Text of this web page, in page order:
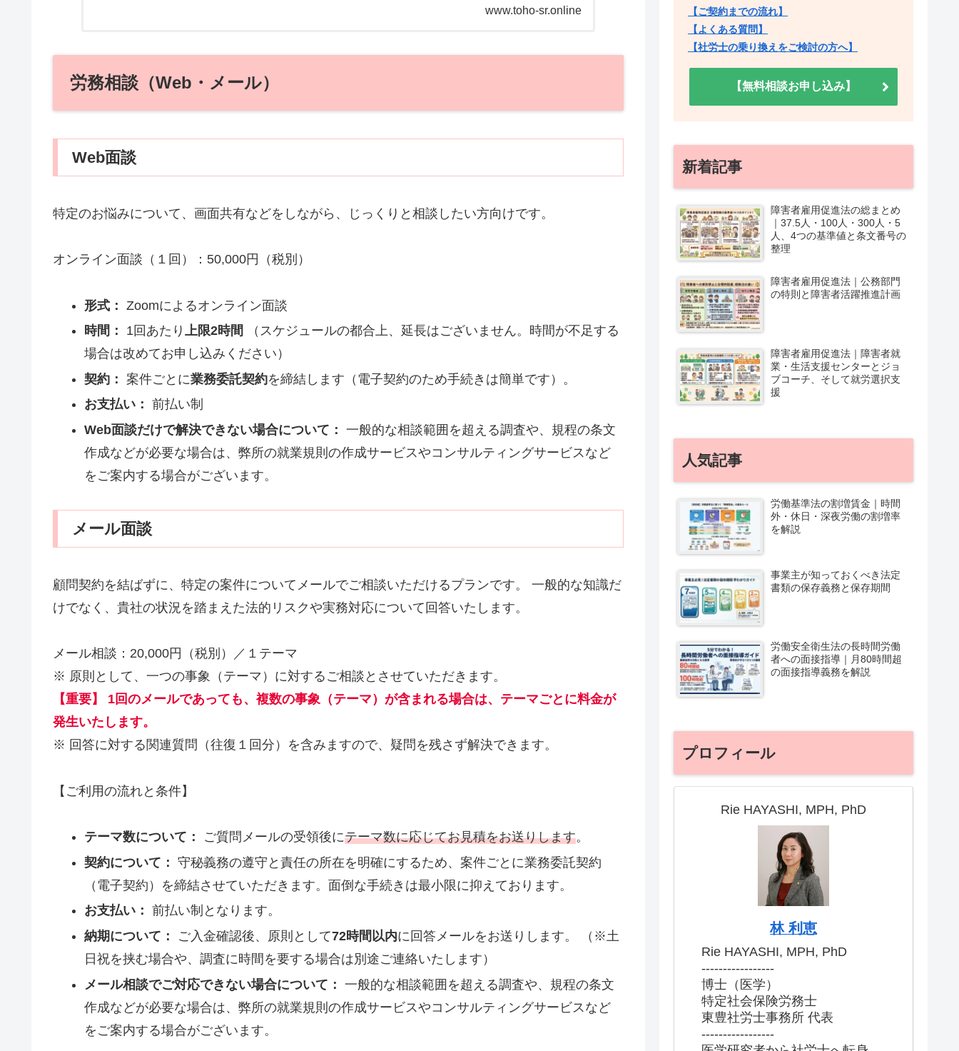
www.toho-sr.online
労務相談（Web・メール）
Web面談
特定のお悩みについて、画面共有などをしながら、じっくりと相談したい方向けです。
オンライン面談（１回）：50,000円（税別）
形式： Zoomによるオンライン面談
時間：
1回あたり 上限2時間 （スケジュールの都合上、延長はございません。時間が不足する
場合は改めてお申し込みください）
契約： 案件ごとに業務委託契約を締結します（電子契約のため手続きは簡単です）。
お支払い： 前払い制
Web面談だけで解決できない場合について： 一般的な相談範囲を超える調査や、規程の条文
作成などが必要な場合は、弊所の就業規則の作成サービスやコンサルティングサービスなど
をご案内する場合がございます。
メール面談
顧問契約を結ばずに、特定の案件についてメールでご相談いただけるプランです。 一般的な知識だ
けでなく、貴社の状況を踏まえた法的リスクや実務対応について回答いたします。
メール相談：20,000円（税別）／１テーマ
※ 原則として、一つの事象（テーマ）に対するご相談とさせていただきます。
【重要】
1回のメールであっても、複数の事象（テーマ）が含まれる場合は、テーマごとに料金が
発生いたします。
※ 回答に対する関連質問（往復１回分）を含みますので、疑問を残さず解決できます。
【ご利用の流れと条件】
テーマ数について： ご質問メールの受領後にテーマ数に応じてお見積をお送りします。
契約について： 守秘義務の遵守と責任の所在を明確にするため、案件ごとに業務委託契約
（電子契約）を締結させていただきます。面倒な手続きは最小限に抑えております。
お支払い： 前払い制となります。
納期について：
ご入金確認後、原則として72時間以内に回答メールをお送りします。 （※土
日祝を挟む場合や、調査に時間を要する場合は別途ご連絡いたします）
メール相談でご対応できない場合について： 一般的な相談範囲を超える調査や、規程の条文
作成などが必要な場合は、弊所の就業規則の作成サービスやコンサルティングサービスなど
をご案内する場合がございます。
【ご契約までの流れ】
【よくある質問】
【社労士の乗り換えをご検討の方へ】
【無料相談お申し込み】
新着記事
障害者雇用促進法の総まとめ
｜37.5人・100人・300人・5
人、4つの基準値と条文番号の
整理
障害者雇用促進法｜公務部門
の特則と障害者活躍推進計画
障害者雇用促進法｜障害者就
業・生活支援センターとジョ
ブコーチ、そして就労選択支
援
人気記事
労働基準法の割増賃金｜時間
外・休日・深夜労働の割増率
を解説
事業主が知っておくべき法定
書類の保存義務と保存期間
労働安全衛生法の長時間労働
者への面接指導｜月80時間超
の面接指導義務を解説
プロフィール
Rie HAYASHI, MPH, PhD
林 利恵
Rie HAYASHI, MPH, PhD
-----------------
博士（医学）
特定社会保険労務士
東豊社労士事務所 代表
-----------------